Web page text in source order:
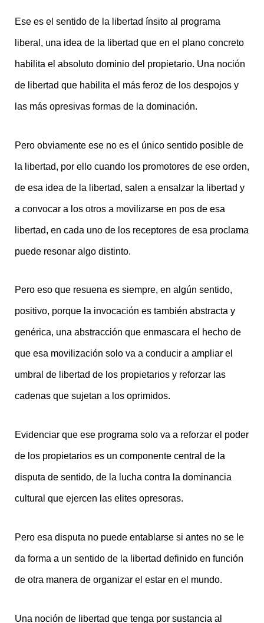
Ese es el sentido de la libertad ínsito al programa
liberal, una idea de la libertad que en el plano concreto
habilita el absoluto dominio del propietario. Una noción
de libertad que habilita el más feroz de los despojos y
las más opresivas formas de la dominación.
Pero obviamente ese no es el único sentido posible de
la libertad, por ello cuando los promotores de ese orden,
de esa idea de la libertad, salen a ensalzar la libertad y
a convocar a los otros a movilizarse en pos de esa
libertad, en cada uno de los receptores de esa proclama
puede resonar algo distinto.
Pero eso que resuena es siempre, en algún sentido,
positivo, porque la invocación es también abstracta y
genérica, una abstracción que enmascara el hecho de
que esa movilización solo va a conducir a ampliar el
umbral de libertad de los propietarios y reforzar las
cadenas que sujetan a los oprimidos.
Evidenciar que ese programa solo va a reforzar el poder
de los propietarios es un componente central de la
disputa de sentido, de la lucha contra la dominancia
cultural que ejercen las elites opresoras.
Pero esa disputa no puede entablarse si antes no se le
da forma a un sentido de la libertad definido en función
de otra manera de organizar el estar en el mundo.
Una noción de libertad que tenga por sustancia al